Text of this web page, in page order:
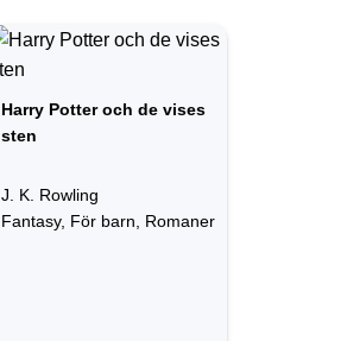
Harry Potter och de vises
sten
J. K. Rowling
Fantasy, För barn, Romaner